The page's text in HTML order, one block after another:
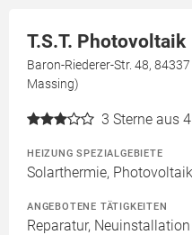
T.S.T. Photovoltaik
Baron-Riederer-Str. 48,
Massing)
3 Sterne aus
HEIZUNG SPEZIALGEBIETE
Solarthermie,
ANGEBOTENE TÄTIGKEITEN
Reparatur,